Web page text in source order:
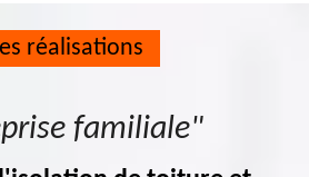
réalisations
familiale"